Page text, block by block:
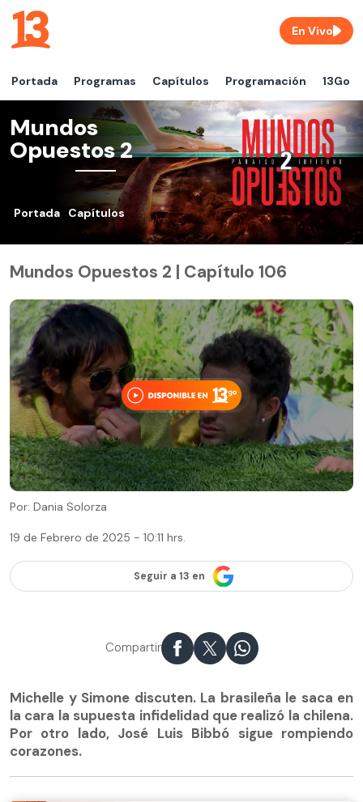
Portada Programas Capítulos Programación 13Go
En Vivo
Mundos
Opuestos 2
Portada Capítulos
Mundos Opuestos 2 | Capítulo 106
Por: Dania Solorza
19 de Febrero de 2025 - 10:11 hrs.
Seguir a 13 en
Compartir
Michelle y Simone discuten. La brasileña le saca en
la cara la supuesta infidelidad que realizó la chilena.
Por otro lado, José Luis Bibbó sigue rompiendo
corazones.